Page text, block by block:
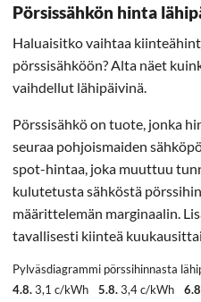
Pörsissähkön hinta
Haluaisitko vaihtaa
pörssisähköön? Alta näet
vaihdellut lähipäivinä.
Pörssisähkö on tuote, jonka
seuraa pohjoismaiden
spot-hintaa, joka muuttuu
kulutetusta sähköstä
määrittelemän marginaalin.
tavallisesti kiinteä
Pylväsdiagrammi pörssihinnasta
4.8.3,1 c/kWh 5.8.3,4 c/kWh